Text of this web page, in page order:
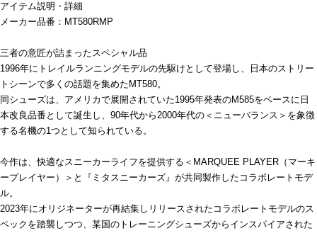
アイテム説明・詳細
メーカー品番：MT580RMP
三者の意匠が詰まったスペシャル品
1996年にトレイルランニングモデルの先駆けとして登場し、日本のストリー
トシーンで多くの話題を集めたMT580。
同シューズは、アメリカで展開されていた1995年発表のM585をベースに日
本改良品番として誕生し、90年代から2000年代の＜ニューバランス＞を象徴
する名機の1つとして知られている。
今作は、快適なスニーカーライフを提供する＜MARQUEE PLAYER（マーキ
ープレイヤー）＞と『ミタスニーカーズ』が共同製作したコラボレートモデ
ル。
2023年にオリジネーターが再結集しリリースされたコラボレートモデルのス
ペックを踏襲しつつ、某国のトレーニングシューズからインスパイアされた